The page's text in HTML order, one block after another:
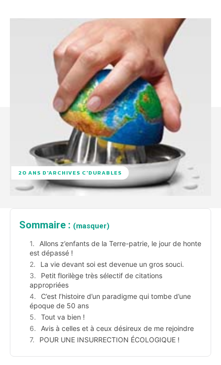
20 ANS D'ARCHIVES C'DURABLES
Sommaire : (masquer)
Allons z’enfants de la Terre-patrie, le jour de honte
est dépassé !
La vie devant soi est devenue un gros souci.
Petit florilège très sélectif de citations
appropriées
C’est l’histoire d’un paradigme qui tombe d’une
époque de 50 ans
Tout va bien !
Avis à celles et à ceux désireux de me rejoindre
POUR UNE INSURRECTION ÉCOLOGIQUE !